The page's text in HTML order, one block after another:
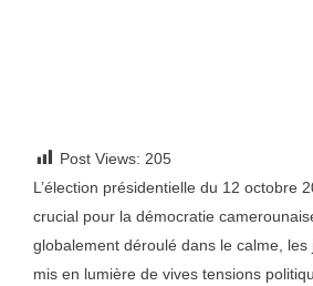
Post Views: 205
L’élection présidentielle du 12 octobre
crucial pour la démocratie
globalement déroulé dans le calme,
mis en lumière de vives tensions